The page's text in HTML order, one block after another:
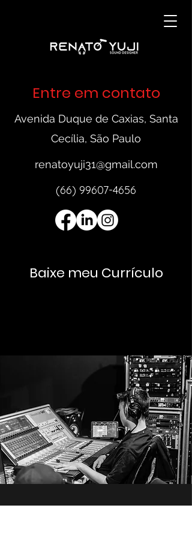
Entre em contato
Avenida Duque de Caxias, Santa
Cecília, São Paulo
renatoyuji31@gmail.com
(66) 99607-4656
Baixe meu Currículo